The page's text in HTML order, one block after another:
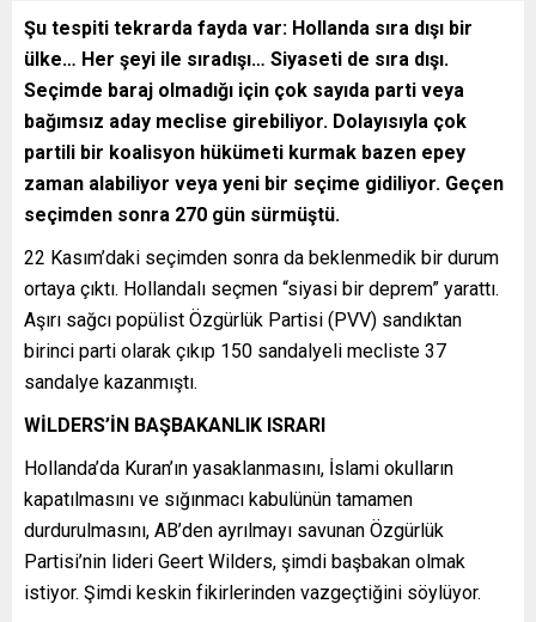
Şu tespiti tekrarda fayda var: Hollanda sıra dışı bir
ülke… Her şeyi ile sıradışı… Siyaseti de sıra dışı.
Seçimde baraj olmadığı için çok sayıda parti veya
bağımsız aday meclise girebiliyor. Dolayısıyla çok
partili bir koalisyon hükümeti kurmak bazen epey
zaman alabiliyor veya yeni bir seçime gidiliyor. Geçen
seçimden sonra 270 gün sürmüştü.
22 Kasım’daki seçimden sonra da beklenmedik bir durum
ortaya çıktı. Hollandalı seçmen “siyasi bir deprem” yarattı.
Aşırı sağcı popülist Özgürlük Partisi (PVV) sandıktan
birinci parti olarak çıkıp 150 sandalyeli mecliste 37
sandalye kazanmıştı.
WİLDERS’İN BAŞBAKANLIK ISRARI
Hollanda’da Kuran’ın yasaklanmasını, İslami okulların
kapatılmasını ve sığınmacı kabulünün tamamen
durdurulmasını, AB’den ayrılmayı savunan Özgürlük
Partisi’nin lideri Geert Wilders, şimdi başbakan olmak
istiyor. Şimdi keskin fikirlerinden vazgeçtiğini söylüyor.